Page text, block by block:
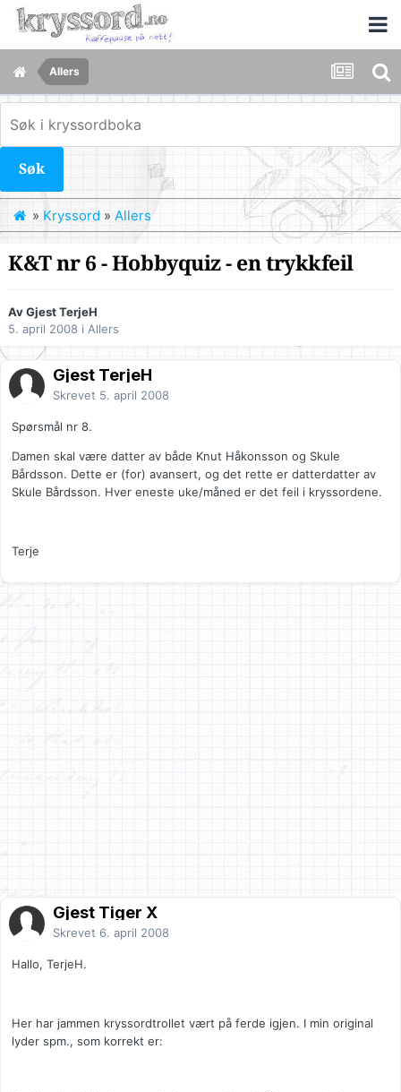
Allers
Søk
» Kryssord » Allers
K&T nr 6 - Hobbyquiz - en trykkfeil
Av Gjest TerjeH
5. april 2008 i Allers
Gjest TerjeH
Skrevet 5. april 2008
Spørsmål nr 8.
Damen skal være datter av både Knut Håkonsson og Skule
Bårdsson. Dette er (for) avansert, og det rette er datterdatter av
Skule Bårdsson. Hver eneste uke/måned er det feil i kryssordene.
Terje
Gjest Tiger X
Skrevet 6. april 2008
Hallo, TerjeH.
Her har jammen kryssordtrollet vært på ferde igjen. I min original
lyder spm., som korrekt er: